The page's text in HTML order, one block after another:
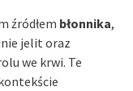
źródłem błonnika,
jelit oraz
we krwi. Te